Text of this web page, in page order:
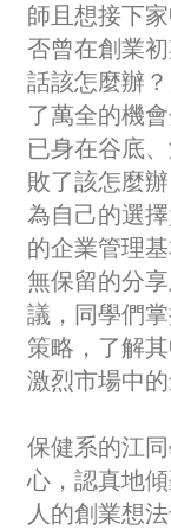
師且想接下
否曾在創業
話該怎麼辦
了萬全的機
已身在谷底
敗了該怎麼
為自己的選
的企業管理
無保留的分
議，同學們
策略，了解
激烈市場中
保健系的江
心，認真地
人的創業想